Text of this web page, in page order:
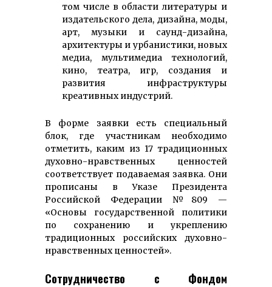
том числе в области литературы и
издательского дела, дизайна, моды,
арт, музыки и саунд-дизайна,
архитектуры и урбанистики, новых
медиа, мультимедиа технологий,
кино, театра, игр, создания и
развития инфраструктуры
креативных индустрий.
В форме заявки есть специальный
блок, где участникам необходимо
отметить, каким из 17 традиционных
духовно-нравственных ценностей
соответствует подаваемая заявка. Они
прописаны в Указе Президента
Российской Федерации №809 —
«Основы государственной политики
по сохранению и укреплению
традиционных российских духовно-
нравственных ценностей».
Сотрудничество с Фондом